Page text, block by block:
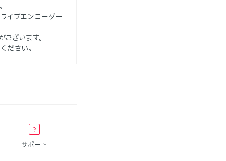
イブエンコーダー
ざいます。
ださい。
サポート